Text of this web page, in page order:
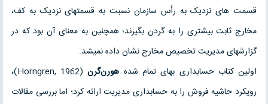
قسمت های نزدیک به رأس سازمان نسبت به قسمتهای نزدیک به کف،
مخارج ثابت بیشتری را به گردن بگیرند؛ همچنین به معنای آن بود که در
گزارشهای مدیریت تخصیص مخارج نشان داده نمی‏شد.
اولین کتاب حسابداری بهای تمام شده هورن‌گرن
(Horngren, 1962)،
رویکرد حاشیه فروش را به حسابداری مدیریت ارائه کرد؛ اما بررسی مقالات